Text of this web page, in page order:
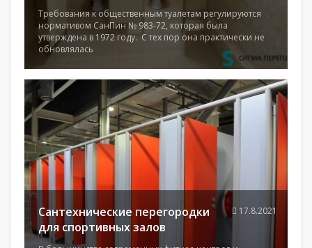
Требования к общественным туалетам регулируются
нормативом СанПин № 983-72, которая была
утверждена в 1972 году. С тех пор она практически не
обновлялась
Сантехнические перегородки
для спортивных залов
17.8.2021